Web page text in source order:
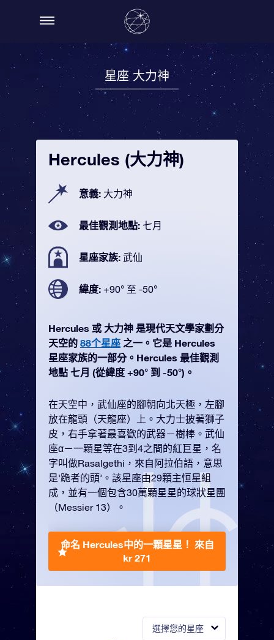
星座 大力神
選擇您的星座
Hercules (大力神)
意義: 大力神
最佳觀測地點: 七月
星座家族: 武仙
緯度: +90° 至 -50°
Hercules 或 大力神 是現代天文學家劃分
天空的 88个星座 之一。它是 Hercules
星座家族的一部分。Hercules 最佳觀測
地點 七月 (從緯度 +90° 到 -50°)。
在天空中，武仙座的腳朝向北天極，左腳
放在龍頭（天龍座）上。大力士披著獅子
皮，右手拿著最喜歡的武器－樹棒。武仙
座α－一顆星等在3到4之間的紅巨星，名
字叫做Rasalgethi，來自阿拉伯語，意思
是‘跪者的頭’。該星座由29顆主恒星組
成，並有一個包含30萬顆星星的球狀星團
（Messier 13）。
命名 Hercules中的一顆星星！ 來自
kr 271